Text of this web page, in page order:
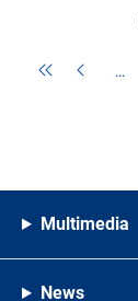
…
Multimedia
News